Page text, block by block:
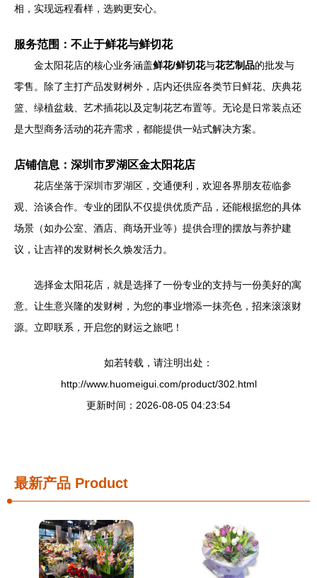
相，实现远程看样，选购更安心。
服务范围：不止于鲜花与鲜切花
金太阳花店的核心业务涵盖鲜花/鲜切花与花艺制品的批发与
零售。除了主打产品发财树外，店内还供应各类节日鲜花、庆典花
篮、绿植盆栽、艺术插花以及定制花艺布置等。无论是日常装点还
是大型商务活动的花卉需求，都能提供一站式解决方案。
店铺信息：深圳市罗湖区金太阳花店
花店坐落于深圳市罗湖区，交通便利，欢迎各界朋友莅临参
观、洽谈合作。专业的团队不仅提供优质产品，还能根据您的具体
场景（如办公室、酒店、商场开业等）提供合理的摆放与养护建
议，让吉祥的发财树长久焕发活力。
选择金太阳花店，就是选择了一份专业的支持与一份美好的寓
意。让生意兴隆的发财树，为您的事业增添一抹亮色，招来滚滚财
源。立即联系，开启您的财运之旅吧！
如若转载，请注明出处：
http://www.huomeigui.com/product/302.html
更新时间：2026-08-05 04:23:54
最新产品 Product